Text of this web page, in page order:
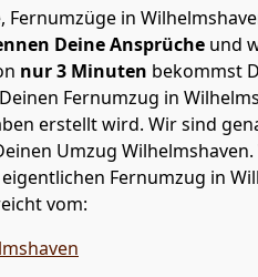
Fernumzüge in
Deine Ansprüche und
nur 3 Minuten bekommst
Fernumzug in
erstellt wird. Wir sind
Umzug
Fernumzug in
vom: